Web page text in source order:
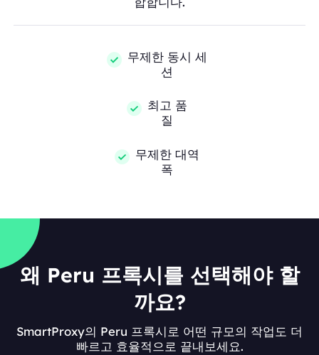
무제한 동시 세
션
최고 품
질
무제한 대역
폭
왜 Peru 프록시를 선택해야 할
까요?
SmartProxy의 Peru 프록시로 어떤 규모의 작업도 더
빠르고 효율적으로 끝내보세요.